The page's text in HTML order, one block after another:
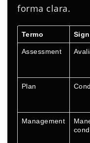
forma clara.
Termo
Assessment
Plan
Management